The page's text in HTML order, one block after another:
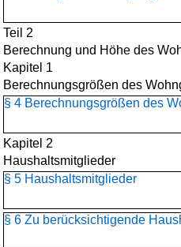
Teil 2
Berechnung und Höhe des
Kapitel 1
Berechnungsgrößen des
§ 4 Berechnungsgrößen des
Kapitel 2
Haushaltsmitglieder
§ 5 Haushaltsmitglieder
§ 6 Zu berücksichtigende